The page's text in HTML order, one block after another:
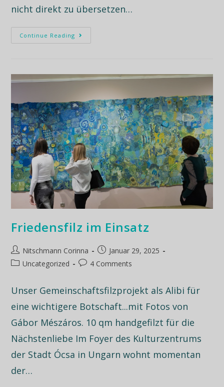
nicht direkt zu übersetzen…
Continue Reading
Friedensfilz im Einsatz
Nitschmann Corinna
Januar 29, 2025
Uncategorized
4 Comments
Unser Gemeinschaftsfilzprojekt als Alibi für
eine wichtigere Botschaft...mit Fotos von
Gábor Mészáros. 10 qm handgefilzt für die
Nächstenliebe Im Foyer des Kulturzentrums
der Stadt Ócsa in Ungarn wohnt momentan
der…